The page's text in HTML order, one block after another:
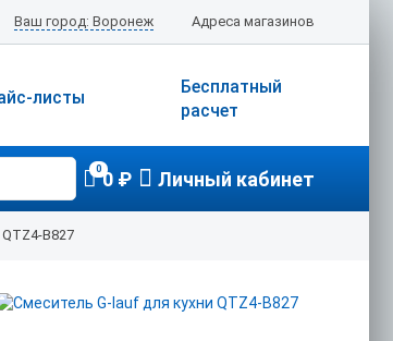
Адреса магазинов
Ваш город: Воронеж
Бесплатный
расчет
листы
00 ₽ Личный кабинет
B827